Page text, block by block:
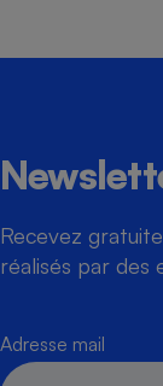
Recevez
réalisés par des
Adresse mail